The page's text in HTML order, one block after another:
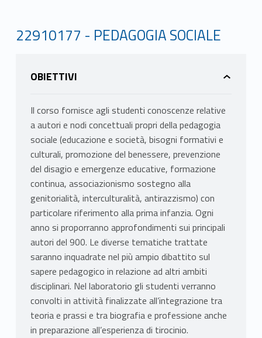
22910177 - PEDAGOGIA SOCIALE
OBIETTIVI
Il corso fornisce agli studenti conoscenze relative
a autori e nodi concettuali propri della pedagogia
sociale (educazione e società, bisogni formativi e
culturali, promozione del benessere, prevenzione
del disagio e emergenze educative, formazione
continua, associazionismo sostegno alla
genitorialità, interculturalità, antirazzismo) con
particolare riferimento alla prima infanzia. Ogni
anno si proporranno approfondimenti sui principali
autori del 900. Le diverse tematiche trattate
saranno inquadrate nel più ampio dibattito sul
sapere pedagogico in relazione ad altri ambiti
disciplinari. Nel laboratorio gli studenti verranno
convolti in attività finalizzate all’integrazione tra
teoria e prassi e tra biografia e professione anche
in preparazione all’esperienza di tirocinio.